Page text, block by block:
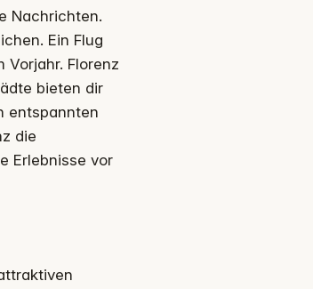
Nachrichten.
Ein Flug
Vorjahr. Florenz
bieten dir
entspannten
die
Erlebnisse vor